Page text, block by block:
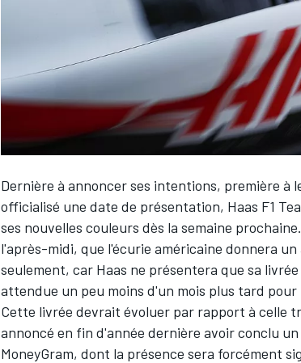
WEC
Dernière à annoncer ses intentions, première à
officialisé une date de présentation, Haas F1
ses nouvelles couleurs dès la semaine
l'après-midi, que l'écurie américaine donnera
seulement, car Haas ne présentera que sa
attendue un peu moins d'un mois plus tard pour
Cette livrée devrait évoluer par rapport à celle
annoncé en fin d'année dernière avoir conclu
MoneyGram, dont la présence sera forcément